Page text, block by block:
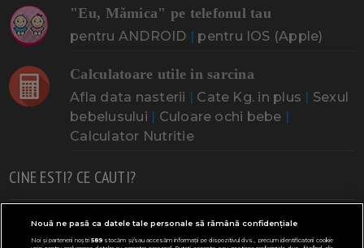
"Eu, Mămica" pe telefonul tau
pentru ANDROID | pentru IOS (Apple)
Calculatoare utile in sarcina
Afla data nasterii | Cate Kg. in plus | Sexul
bebelusului | Culoare ochi bebe |
Calculator Nutritie
CINE ESTI? CE CAUTI?
Doresc un copil Adoptia Probleme cu sarcina
Nouă ne pasă ca datele tale personale să rămână confidențiale
Noi și partenerii noștri589stocăm și/sau accesăm informații pe dispozitivul dvs., precum identificatorii cookie